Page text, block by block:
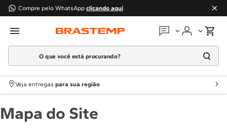
Compre pelo WhatsApp clicando aqui
Em que podemos
O que você está procurando?
Termos mais buscados
1º Geladeira
2 Máquina Lavar
Veja entregas para sua região
Mapa do Site